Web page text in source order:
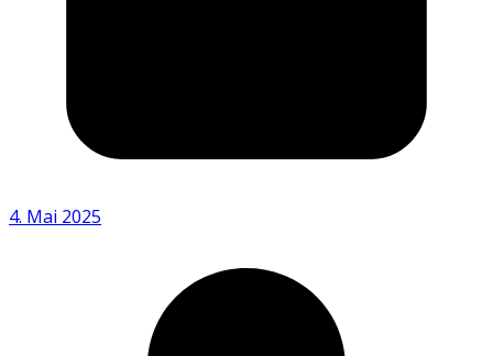
4. Mai 2025